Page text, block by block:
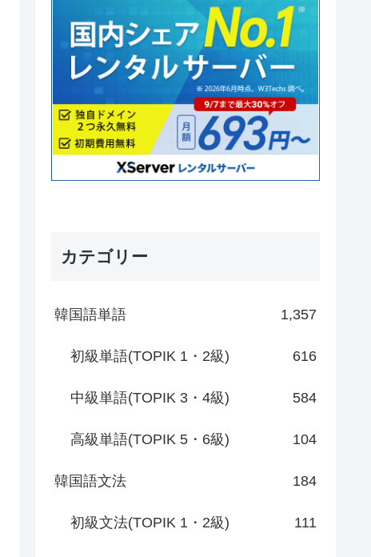
カテゴリー
韓国語単語 1,357
初級単語(TOPIK 1・2級) 616
中級単語(TOPIK 3・4級) 584
高級単語(TOPIK 5・6級) 104
韓国語文法 184
初級文法(TOPIK 1・2級) 111